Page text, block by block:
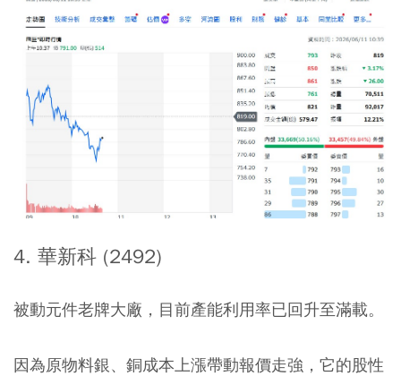
4. 華新科 (2492)
被動元件老牌大廠，目前產能利用率已回升至滿載。
因為原物料銀、銅成本上漲帶動報價走強，它的股性